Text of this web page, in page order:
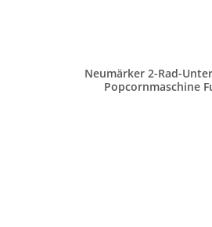
Neumärker 2-Rad-
Popcornmaschine